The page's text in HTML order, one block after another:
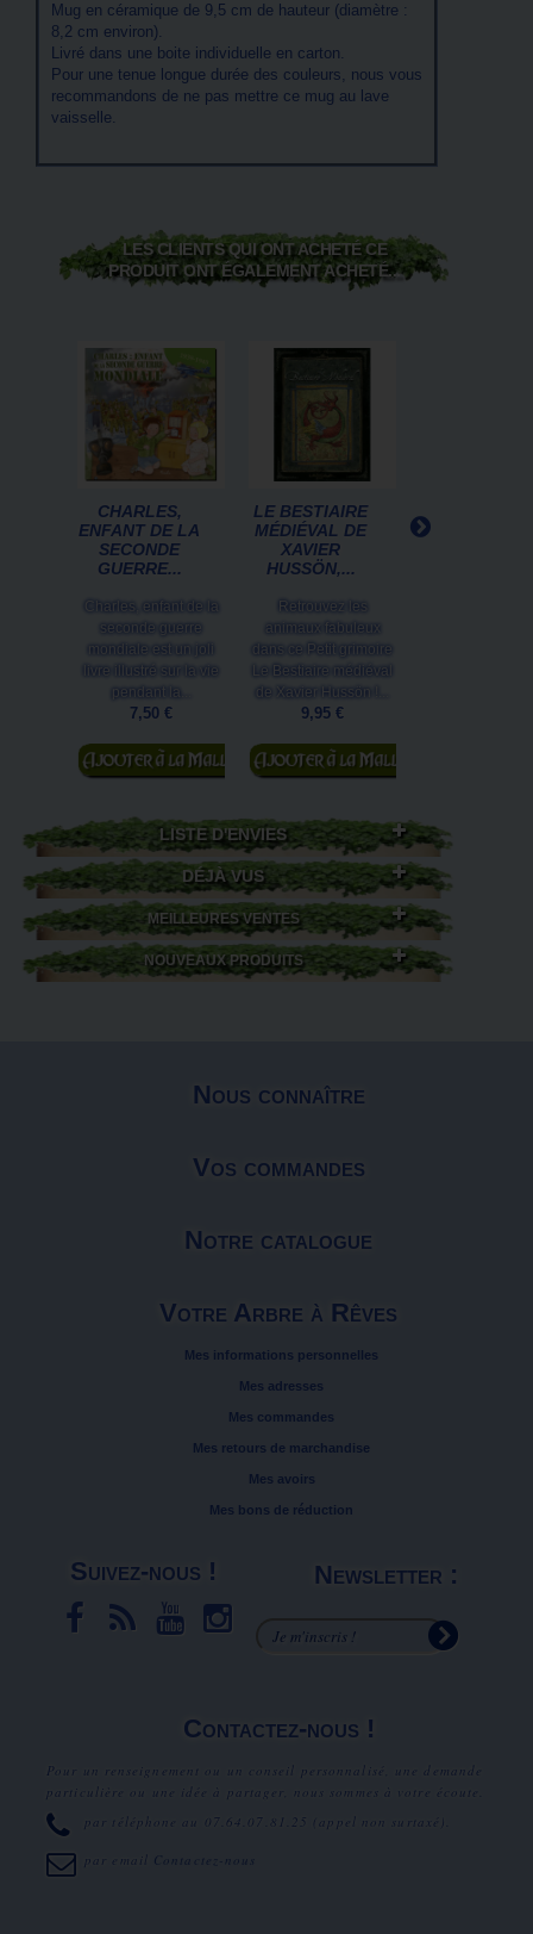
Mug en céramique de 9,5 cm de hauteur (diamètre :
8,2 cm environ).
Livré dans une boite individuelle en carton.
Pour une tenue longue durée des couleurs, nous vous
recommandons de ne pas mettre ce mug au lave
vaisselle.
LES CLIENTS QUI ONT ACHETÉ CE
PRODUIT ONT ÉGALEMENT ACHETÉ...
CHARLES,
ENFANT DE LA
SECONDE
GUERRE...
Charles, enfant de la
seconde guerre
mondiale est un joli
livre illustré sur la vie
pendant la...
7,50 €
Ajouter au
panier
LE BESTIAIRE
MÉDIÉVAL DE
XAVIER
HUSSÖN,...
Retrouvez les
animaux fabuleux
dans ce Petit grimoire
Le Bestiaire médiéval
de Xavier Hussön !...
9,95 €
Ajouter au
panier
LISTE D'ENVIES
DÉJÀ VUS
MEILLEURES VENTES
NOUVEAUX PRODUITS
Nous connaître
Vos commandes
Notre catalogue
Votre Arbre à Rêves
Mes informations personnelles
Mes adresses
Mes commandes
Mes retours de marchandise
Mes avoirs
Mes bons de réduction
Suivez-nous ! Newsletter :
Contactez-nous !
Pour un renseignement ou un conseil personnalisé, une demande
particulière ou une idée à partager, nous sommes à votre écoute.
par téléphone au
07.64.07.81.25 (appel non surtaxé).
par email Contactez-nous